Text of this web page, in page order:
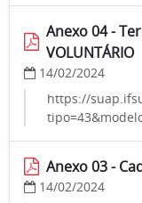
Anexo 04 -
VOLUNTÁRIO
14/02/2024
https://
Anexo 03 -
14/02/2024